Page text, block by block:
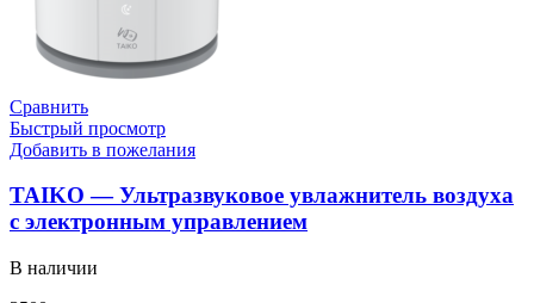
Сравнить
Быстрый просмотр
Добавить в пожелания
TAIKO — Ультразвуковое увлажнитель воздуха
с электронным управлением
В наличии